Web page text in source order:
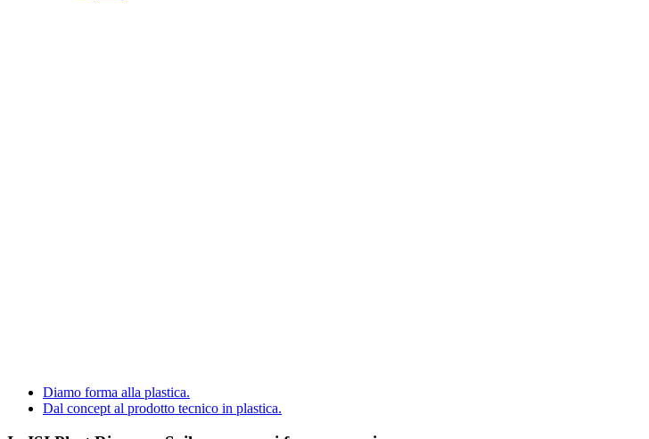
Diamo forma alla plastica.
Dal concept al prodotto tecnico in plastica.